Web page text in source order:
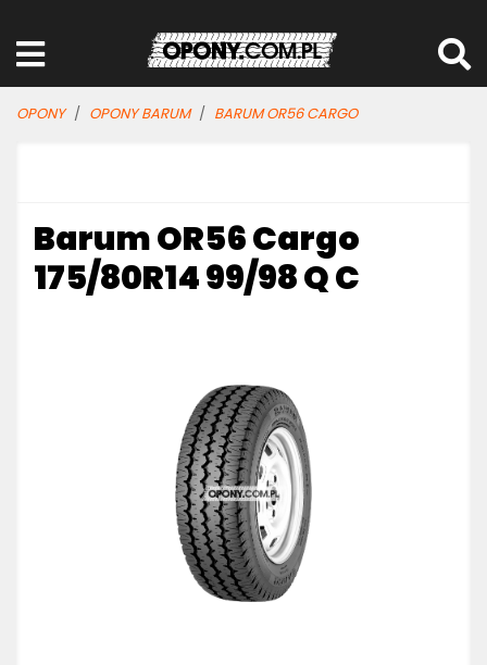
OPONY OPONY BARUM BARUM OR56 CARGO
Barum OR56 Cargo
175/80R14 99/98 Q C